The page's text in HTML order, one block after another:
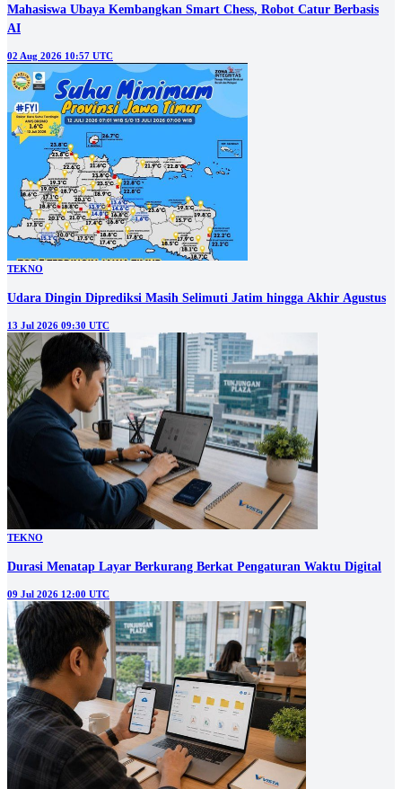
Mahasiswa Ubaya Kembangkan Smart Chess, Robot Catur Berbasis
AI
02 Aug 2026 10:57 UTC
TEKNO
Udara Dingin Diprediksi Masih Selimuti Jatim hingga Akhir Agustus
13 Jul 2026 09:30 UTC
TEKNO
Durasi Menatap Layar Berkurang Berkat Pengaturan Waktu Digital
09 Jul 2026 12:00 UTC